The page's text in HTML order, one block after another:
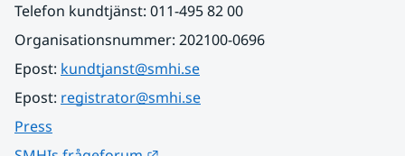
Telefon kundtjänst: 011-495 82 00
Organisationsnummer: 202100-0696
Epost: kundtjanst@smhi.se
Epost: registrator@smhi.se
Press